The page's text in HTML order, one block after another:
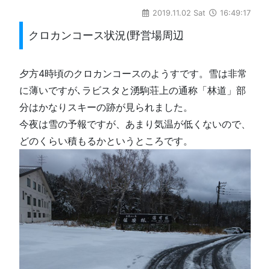
2019.11.02 Sat 16:49:17
クロカンコース状況(野営場周辺
夕方4時頃のクロカンコースのようすです。雪は非常
に薄いですが､ラビスタと湧駒荘上の通称「林道」部
分はかなりスキーの跡が見られました。
今夜は雪の予報ですが、あまり気温が低くないので、
どのくらい積もるかというところです。